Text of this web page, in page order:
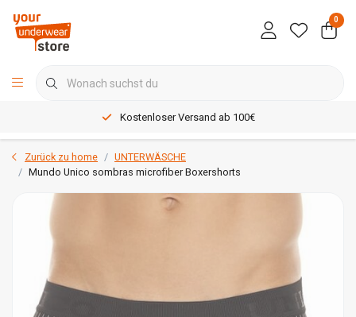
0
Kostenloser Versand ab 100€
Zurück zu home
UNTERWÄSCHE
Mundo Unico sombras microfiber Boxershorts